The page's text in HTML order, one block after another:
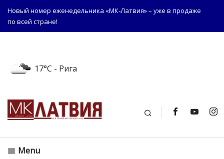
Новый номер еженедельника «МК-Латвия» – уже в продаже
по всей стране!
17°C - Рига
Поиск
Menu